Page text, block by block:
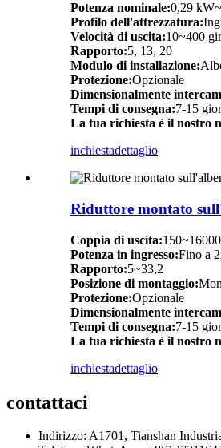
Potenza nominale:0,29
Profilo dell'attrezzatura:
Velocità di uscita:10~400
Rapporto:5, 13, 20
Modulo di installazione:
Protezione:Opzionale
Dimensionalmente
Tempi di consegna:7-15
La tua richiesta è il nostro
inchiestadettaglio
Riduttore montato
Coppia di uscita:
Potenza in ingresso:Fino a
Rapporto:5~33,2
Posizione di montaggio:
Protezione:Opzionale
Dimensionalmente
Tempi di consegna:7-15
La tua richiesta è il nostro
inchiestadettaglio
contattaci
Indirizzo: A1701, Tianshan